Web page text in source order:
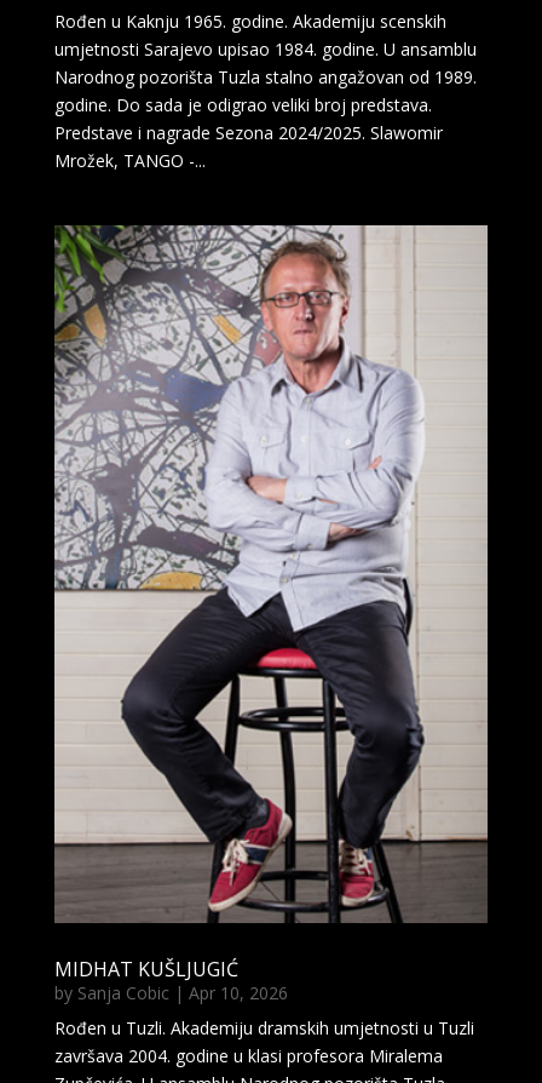
Rođen u Kaknju 1965. godine. Akademiju scenskih
umjetnosti Sarajevo upisao 1984. godine. U ansamblu
Narodnog pozorišta Tuzla stalno angažovan od 1989.
godine. Do sada je odigrao veliki broj predstava.
Predstave i nagrade Sezona 2024/2025. Slawomir
Mrožek, TANGO -...
MIDHAT KUŠLJUGIĆ
by Sanja Cobic| Apr 10, 2026
Rođen u Tuzli. Akademiju dramskih umjetnosti u Tuzli
završava 2004. godine u klasi profesora Miralema